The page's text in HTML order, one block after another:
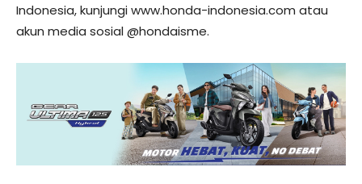
Indonesia, kunjungi www.honda-indonesia.com atau
akun media sosial @hondaisme.